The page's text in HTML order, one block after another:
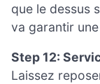
que le dessus
va garantir
Step 12:
Laissez